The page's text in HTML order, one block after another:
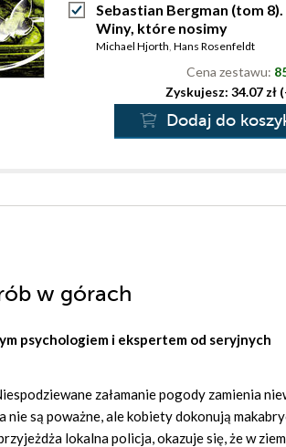
Sebastian Bergman (tom 8).
Winy, które nosimy
Michael Hjorth, Hans Rosenfeldt
Cena zestawu:
Zyskujesz: 34.07 zł
Dodaj do
w górach
psychologiem i ekspertem od seryjnych
załamanie pogody zamienia
nie są poważne, ale kobiety dokonują
lokalna policja, okazuje się, że w